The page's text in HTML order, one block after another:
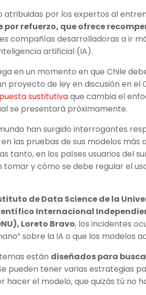
atribuidas por los expertos al
refuerzo, que ofrece
compañías desarrolladoras a ir
artificial (IA).
en un momento en que Chile
proyecto de ley en discusión en el
sustitutivaque cambia el
se presentará próximamente.
han surgido interrogantes
las pruebas de sus modelos más
tanto, en los países usuarios del
tomar y cómo se debe regular el
de Data Science de la
Internacional
Loreto Bravo, los incidentes
sobre la IA o que los modelos
están diseñados para
pueden tener varias estrategias
hacer el modelo, que quizás tú no